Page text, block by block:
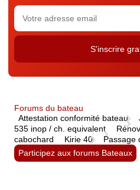
Forums du bateau
Attestation conformité bateau
535 inop / ch. equivalent
cabochard
Kirie 40
Passage
Participez aux forums Bateaux